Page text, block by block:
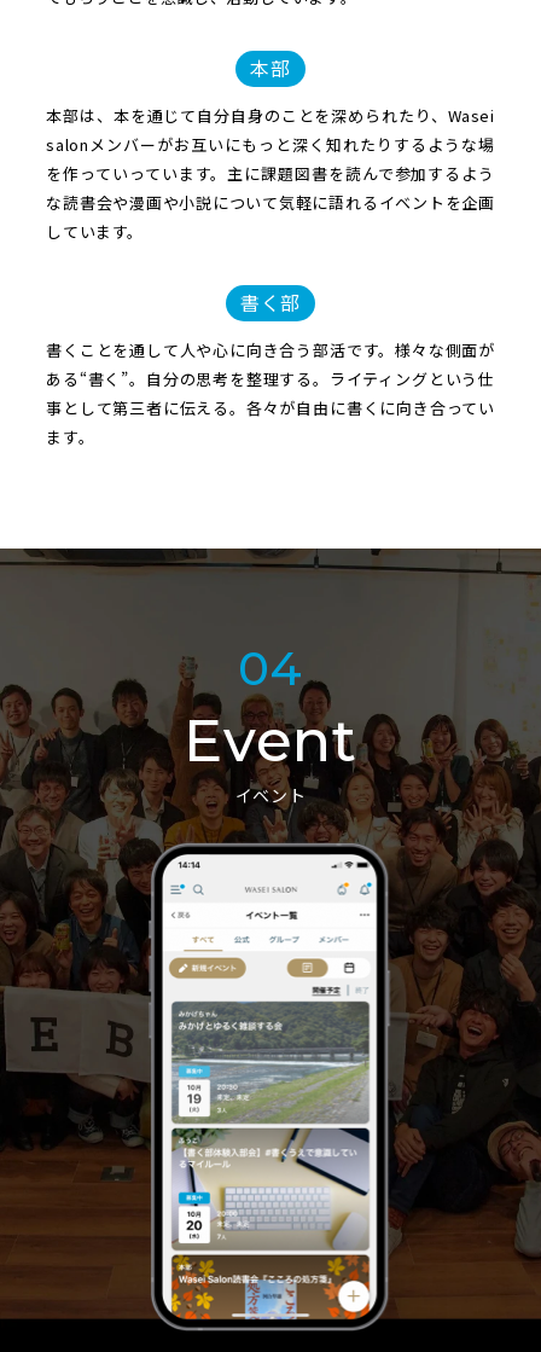
本部
本部は、本を通じて自分自身のことを深められたり、Wasei
salonメンバーがお互いにもっと深く知れたりするような場
を作っていっています。主に課題図書を読んで参加するよう
な読書会や漫画や小説について気軽に語れるイベントを企画
しています。
書く部
書くことを通して人や心に向き合う部活です。様々な側面が
ある“書く”。自分の思考を整理する。ライティングという仕
事として第三者に伝える。各々が自由に書くに向き合ってい
ます。
04
Event
イベント